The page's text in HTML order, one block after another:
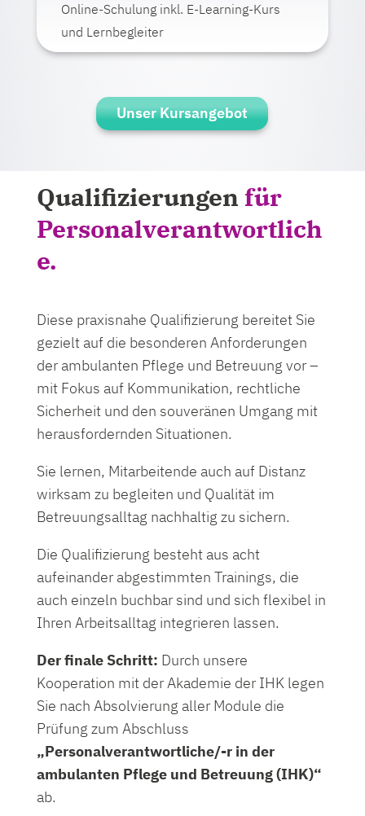
Online-Schulung inkl. E-Learning-Kurs
und Lernbegleiter
Unser Kursangebot
Qualifizierungen für
Personalverantwortlich
e.
Diese praxisnahe Qualifizierung bereitet Sie
gezielt auf die besonderen Anforderungen
der ambulanten Pflege und Betreuung vor –
mit Fokus auf Kommunikation, rechtliche
Sicherheit und den souveränen Umgang mit
herausfordernden Situationen.
Sie lernen, Mitarbeitende auch auf Distanz
wirksam zu begleiten und Qualität im
Betreuungsalltag nachhaltig zu sichern.
Die Qualifizierung besteht aus acht
aufeinander abgestimmten Trainings, die
auch einzeln buchbar sind und sich flexibel in
Ihren Arbeitsalltag integrieren lassen.
Der finale Schritt: Durch unsere
Kooperation mit der Akademie der IHK legen
Sie nach Absolvierung aller Module die
Prüfung zum Abschluss
„Personalverantwortliche/-r in der
ambulanten Pflege und Betreuung (IHK)“
ab.